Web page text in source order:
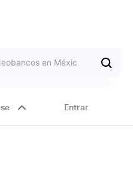
Entrar